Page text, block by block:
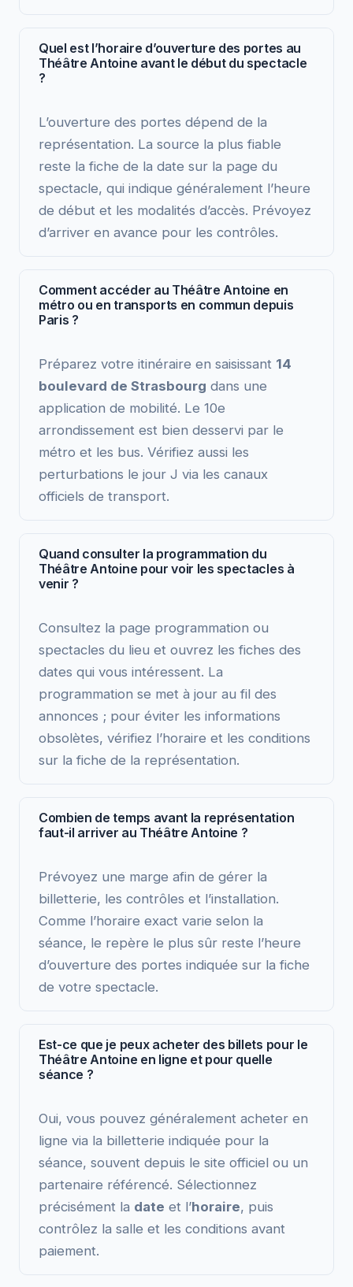
Quel est l’horaire d’ouverture des portes au
Théâtre Antoine avant le début du spectacle
?
L’ouverture des portes dépend de la
représentation. La source la plus fiable
reste la fiche de la date sur la page du
spectacle, qui indique généralement l’heure
de début et les modalités d’accès. Prévoyez
d’arriver en avance pour les contrôles.
Comment accéder au Théâtre Antoine en
métro ou en transports en commun depuis
Paris ?
Préparez votre itinéraire en saisissant 14
boulevard de Strasbourg dans une
application de mobilité. Le 10e
arrondissement est bien desservi par le
métro et les bus. Vérifiez aussi les
perturbations le jour J via les canaux
officiels de transport.
Quand consulter la programmation du
Théâtre Antoine pour voir les spectacles à
venir ?
Consultez la page programmation ou
spectacles du lieu et ouvrez les fiches des
dates qui vous intéressent. La
programmation se met à jour au fil des
annonces ; pour éviter les informations
obsolètes, vérifiez l’horaire et les conditions
sur la fiche de la représentation.
Combien de temps avant la représentation
faut-il arriver au Théâtre Antoine ?
Prévoyez une marge afin de gérer la
billetterie, les contrôles et l’installation.
Comme l’horaire exact varie selon la
séance, le repère le plus sûr reste l’heure
d’ouverture des portes indiquée sur la fiche
de votre spectacle.
Est-ce que je peux acheter des billets pour le
Théâtre Antoine en ligne et pour quelle
séance ?
Oui, vous pouvez généralement acheter en
ligne via la billetterie indiquée pour la
séance, souvent depuis le site officiel ou un
partenaire référencé. Sélectionnez
précisément la date et l’horaire, puis
contrôlez la salle et les conditions avant
paiement.